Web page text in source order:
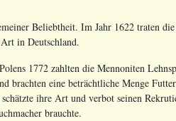
Beliebtheit. Im Jahr 1622 traten
in Deutschland.
1772 zahlten die Mennoniten
brachten eine beträchtliche Menge
ihre Art und verbot seinen
brauchte.